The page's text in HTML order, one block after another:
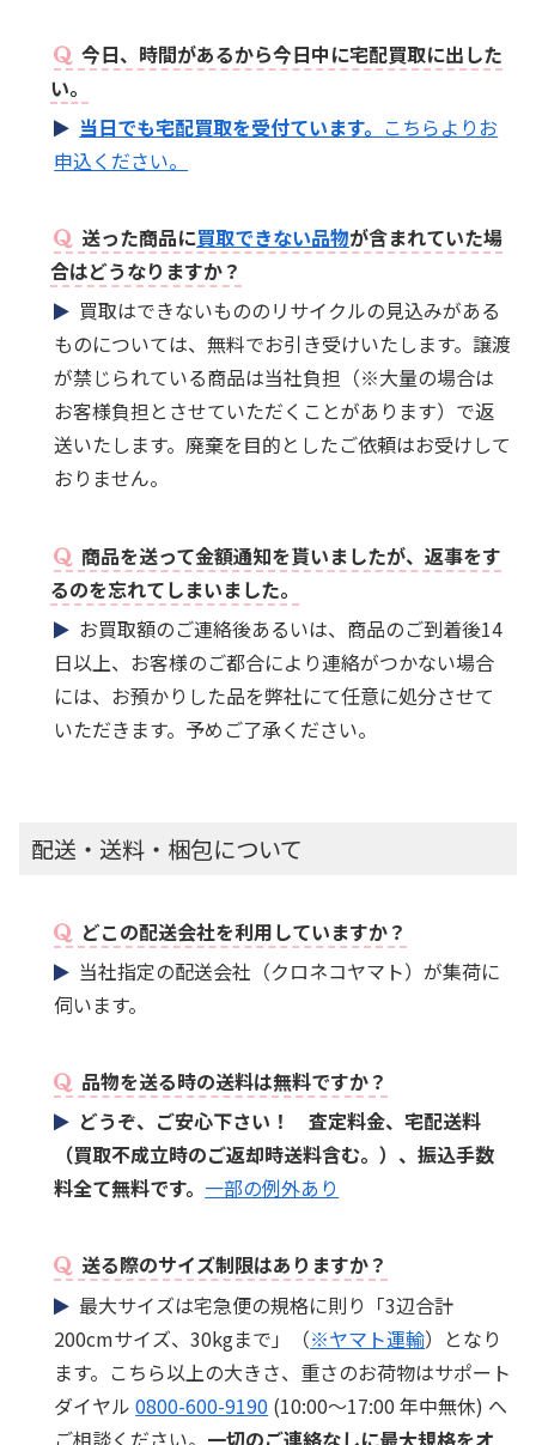
今日、時間があるから今日中に宅配買取に出した
い。
当日でも宅配買取を受付ています。 こちらよりお
申込ください。
送った商品に買取できない品物が含まれていた場
合はどうなりますか？
買取はできないもののリサイクルの見込みがある
ものについては、無料でお引き受けいたします。譲渡
が禁じられている商品は当社負担（※大量の場合は
お客様負担とさせていただくことがあります）で返
送いたします。廃棄を目的としたご依頼はお受けして
おりません。
商品を送って金額通知を貰いましたが、返事をす
るのを忘れてしまいました。
お買取額のご連絡後あるいは、商品のご到着後14
日以上、お客様のご都合により連絡がつかない場合
には、お預かりした品を弊社にて任意に処分させて
いただきます。予めご了承ください。
配送・送料・梱包について
どこの配送会社を利用していますか？
当社指定の配送会社（クロネコヤマト）が集荷に
伺います。
品物を送る時の送料は無料ですか？
どうぞ、ご安心下さい！ 査定料金、宅配送料
（買取不成立時のご返却時送料含む。）、振込手数
料全て無料です。 一部の例外あり
送る際のサイズ制限はありますか？
最大サイズは宅急便の規格に則り「3辺合計
200cmサイズ、30kgまで」（※ヤマト運輸）となり
ます。こちら以上の大きさ、重さのお荷物はサポート
ダイヤル0800-600-9190 (10:00～17:00 年中無休) へ
ご相談ください。 一切のご連絡なしに最大規格をオ